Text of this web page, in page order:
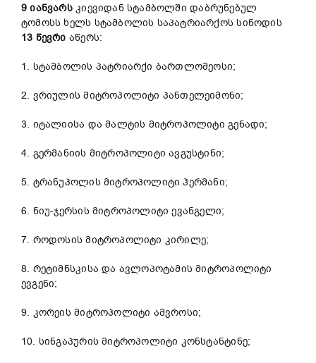
9იანვარსკიევიდან სტამბოლში დაბრუნებულ
ტომოსს ხელს სტამბოლის საპატრიარქოს სინოდის
13 წევრი აწერს:
1. სტამბოლის პატრიარქი ბართლომეოსი;
2. ვრიულის მიტროპოლიტი პანთელეიმონი;
3. იტალიისა და მალტის მიტროპოლიტი გენადი;
4. გერმანიის მიტროპოლიტი ავგუსტინი;
5. ტრანუპოლის მიტროპოლიტი ჰერმანი;
6. ნიუ-ჯერსის მიტროპოლიტი ევანგელი;
7. როდოსის მიტროპოლიტი კირილე;
8. რეტიმნსკისა და ავლოპოტამის მიტროპოლიტი
ევგენი;
9. კორეის მიტროპოლიტი ამვროსი;
10. სინგაპურის მიტროპოლიტი კონსტანტინე;